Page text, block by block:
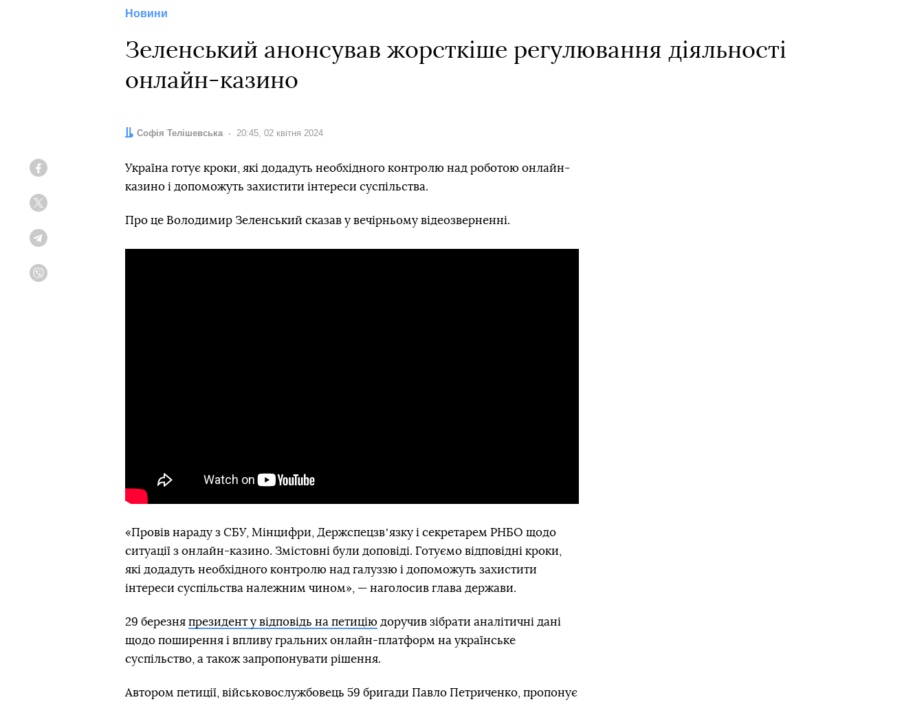
Новини
Зеленський анонсував жорсткіше регулювання діяльності
онлайн-казино
Автор:
Софія Телішевська Дата:
20:45, 02 квітня 2024
Україна готує кроки, які додадуть необхідного контролю над роботою онлайн-
казино і допоможуть захистити інтереси суспільства.
Про це Володимир Зеленський сказав у вечірньому відеозверненні.
«Провів нараду з СБУ, Мінцифри, Держспецзвʼязку і секретарем РНБО щодо
ситуації з онлайн-казино. Змістовні були доповіді. Готуємо відповідні кроки,
які додадуть необхідного контролю над галуззю і допоможуть захистити
інтереси суспільства належним чином», — наголосив глава держави.
29 березня президент у відповідь на петицію доручив зібрати аналітичні дані
щодо поширення і впливу гральних онлайн-платформ на українське
суспільство, а також запропонувати рішення.
Автором петиції, військовослужбовець 59 бригади Павло Петриченко, пропонує